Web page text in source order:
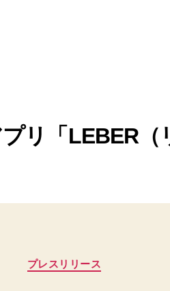
リ「LEBER（
カ
テ
プレスリリース